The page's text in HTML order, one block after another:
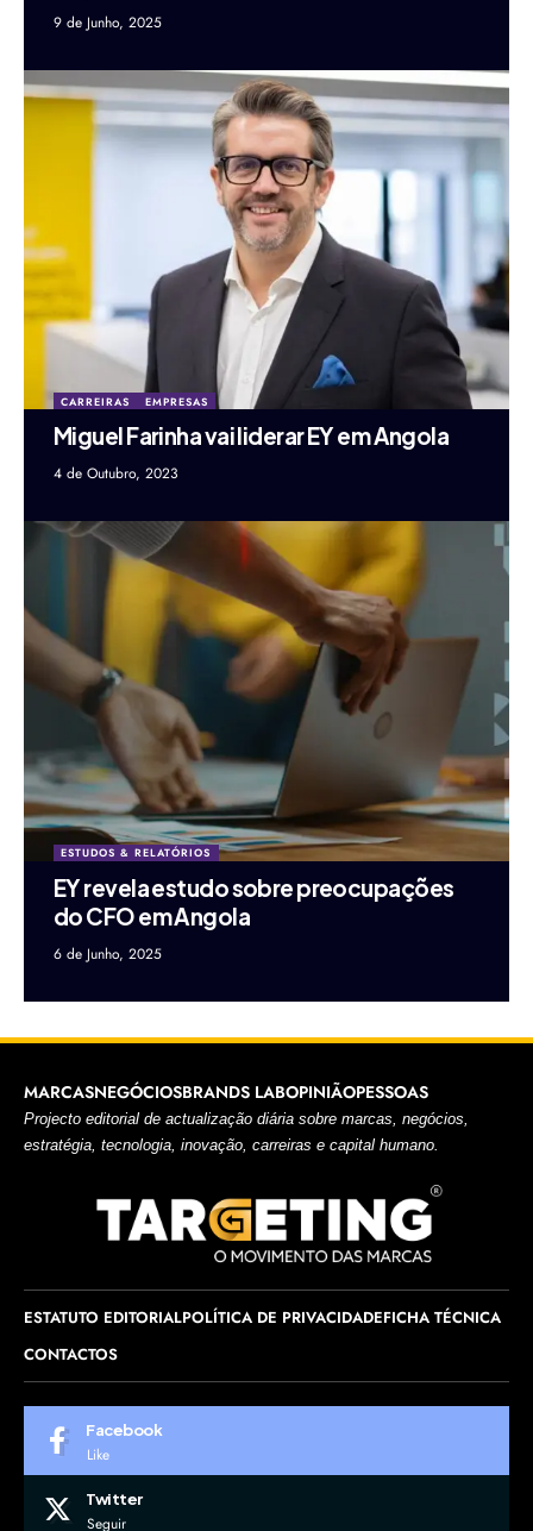
9 de Junho, 2025
CARREIRAS EMPRESAS
Miguel Farinha vai liderar EY em Angola
4 de Outubro, 2023
ESTUDOS & RELATÓRIOS
EY revela estudo sobre preocupações
do CFO em Angola
6 de Junho, 2025
MARCASNEGÓCIOSBRANDS LABOPINIÃOPESSOAS
Projecto editorial de actualização diária sobre marcas, negócios,
estratégia, tecnologia, inovação, carreiras e capital humano.
ESTATUTO EDITORIALPOLÍTICA DE PRIVACIDADEFICHA TÉCNICA
CONTACTOS
Facebook
Like
Twitter
Seguir